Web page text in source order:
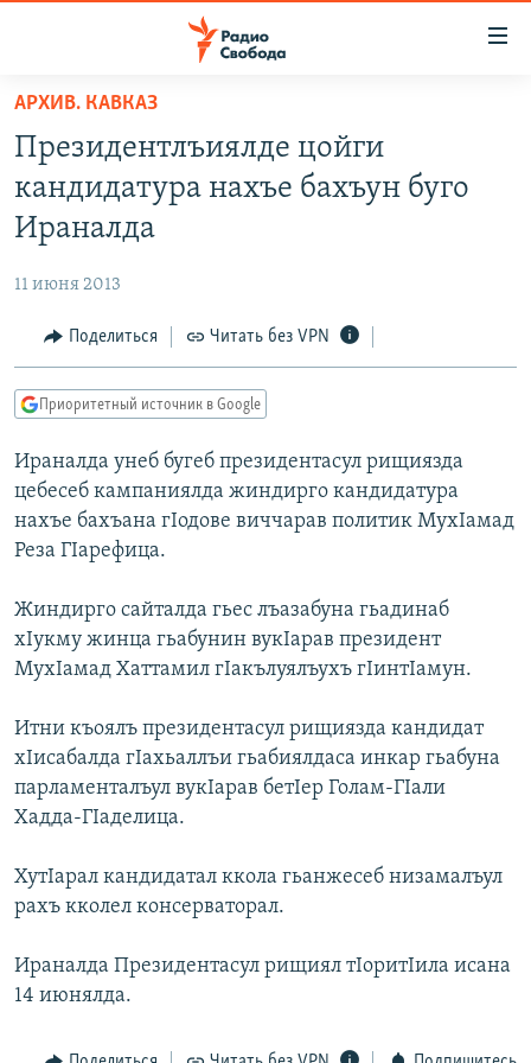
упрощенного
доступа
основному
Вернутся
Вернутся
поиску
ПОДКАСТЫ
АВТОРСКИЕ ПРОЕКТЫ
МНЕНИЯ
КУЛЬТУРА
КАВКАЗ.РЕАЛИИ
СЕВЕР.РЕАЛИИ
СИБИРЬ.РЕАЛИИ
РАСПИСАНИЕ ВЕЩАНИЯ
ПОДПИШИТЕСЬ НА РАССЫЛКУ
СОЦИАЛЬНЫЕ СЕТИ
Все сайты РСЕ/РС
АРХИВ. КАВКАЗ
Президентлъиялде цойги
кандидатура нахъе бахъун буго
Ираналда
11 июня 2013
Поделиться Читать без VPN
Приоритетный источник в Google
Ираналда унеб бугеб президентасул рищиязда
цебесеб кампаниялда жиндирго кандидатура
нахъе бахъана гIодове виччарав политик МухIамад
Реза ГIарефица.
Жиндирго сайталда гьес лъазабуна гьадинаб
хIукму жинца гьабунин вукIарав президент
МухIамад Хаттамил гIакълуялъухъ гIинтIамун.
Итни къоялъ президентасул рищиязда кандидат
хIисабалда гIахьаллъи гьабиялдаса инкар гьабуна
парламенталъул вукIарав бетIер Голам-ГIали
Хадда-ГIаделица.
ХутIарал кандидатал ккола гьанжесеб низамалъул
рахъ кколел консерваторал.
Ираналда Президентасул рищиял тIоритIила исана
14 июнялда.